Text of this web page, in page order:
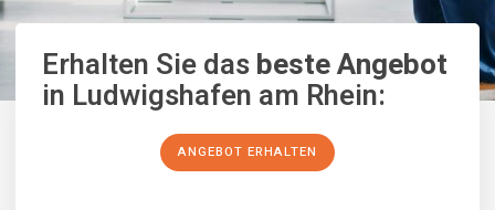
Erhalten Sie dasbeste Angebot
in Ludwigshafen am Rhein:
ANGEBOT ERHALTEN